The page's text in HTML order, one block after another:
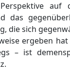
auf
das
die sich
ergeben
– ist